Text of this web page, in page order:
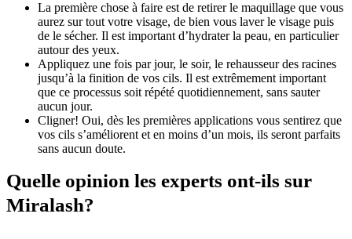
La première chose à faire est de retirer le maquillage que vous
aurez sur tout votre visage, de bien vous laver le visage puis
de le sécher. Il est important d’hydrater la peau, en particulier
autour des yeux.
Appliquez une fois par jour, le soir, le rehausseur des racines
jusqu’à la finition de vos cils. Il est extrêmement important
que ce processus soit répété quotidiennement, sans sauter
aucun jour.
Cligner! Oui, dès les premières applications vous sentirez que
vos cils s’améliorent et en moins d’un mois, ils seront parfaits
sans aucun doute.
Quelle opinion les experts ont-ils sur
Miralash?